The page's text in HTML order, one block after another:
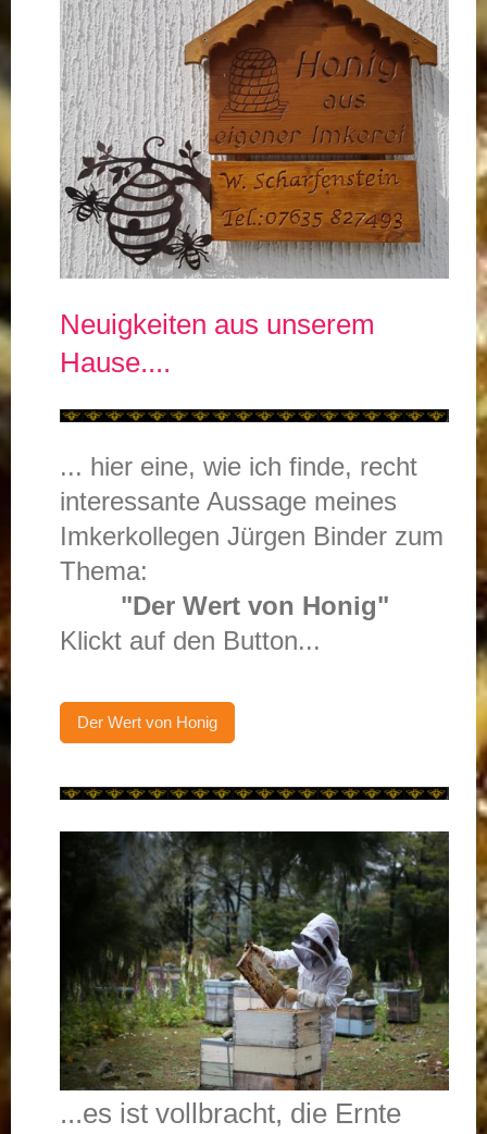
Neuigkeiten aus unserem
Hause....
... hier eine, wie ich finde, recht
interessante Aussage meines
Imkerkollegen Jürgen Binder zum
Thema:
"Der Wert von Honig"
Klickt auf den Button...
Der Wert von Honig
...es ist vollbracht, die Ernte